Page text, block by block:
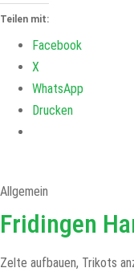
Teilen mit:
Facebook
X
WhatsApp
Drucken
Allgemein
Fridingen
Zelte aufbauen, Trikots